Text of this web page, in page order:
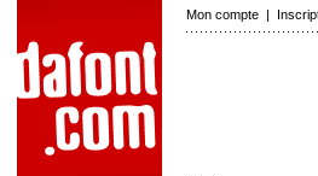
Mon compte |